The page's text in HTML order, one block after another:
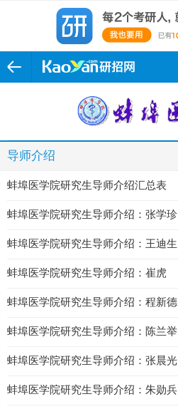
导师介绍
蚌埠医学院研究生导师介绍汇总表
蚌埠医学院研究生导师介绍：张学珍
蚌埠医学院研究生导师介绍：王迪生
蚌埠医学院研究生导师介绍：崔虎
蚌埠医学院研究生导师介绍：程新德
蚌埠医学院研究生导师介绍：陈兰举
蚌埠医学院研究生导师介绍：张晨光
蚌埠医学院研究生导师介绍：朱勋兵